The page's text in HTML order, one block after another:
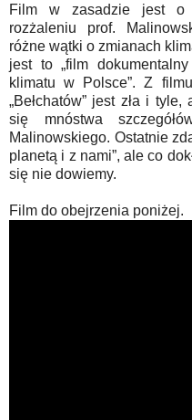
Film w zasadzie jest o
rozżaleniu prof.
różne wątki o zmianach
jest to „film
klimatu w Polsce”. Z
„Bełchatów” jest zła i
się mnóstwa
Malinowskiego. Ostatnie
planetą i z nami”, ale co
się nie dowiemy.
Film do obejrzenia poniżej.